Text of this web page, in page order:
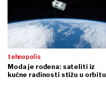
tehnopolis
Moda je rođena: sateliti iz
kućne radinosti stižu u orbitu